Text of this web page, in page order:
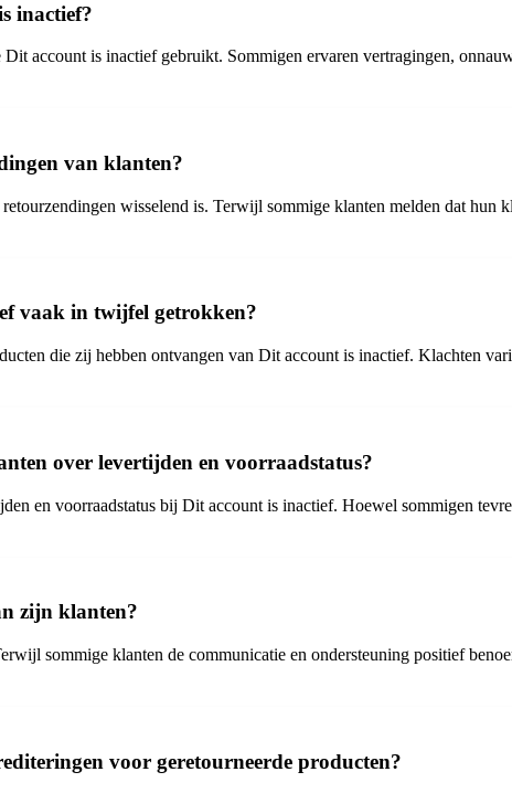
inactief?
account is inactief gebruikt. Sommigen ervaren vertragingen,
van klanten?
wisselend is. Terwijl sommige klanten melden dat hun
vaak in twijfel getrokken?
die zij hebben ontvangen van Dit account is inactief. Klachten
over levertijden en voorraadstatus?
en voorraadstatus bij Dit account is inactief. Hoewel sommigen
zijn klanten?
sommige klanten de communicatie en ondersteuning positief
voor geretourneerde producten?